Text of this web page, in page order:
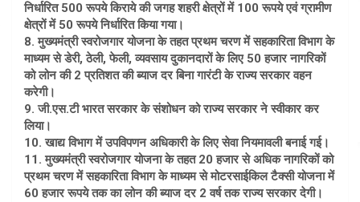
निर्धारित 500 रूपये किराये की जगह शहरी क्षेत्रों में 100 रूपये एवं ग्रामीण
क्षेत्रों में 50 रूपये निर्धारित किया गया।
8. मुख्यमंत्री स्वरोजगार योजना के तहत प्रथम चरण में सहकारिता विभाग के
माध्यम से डेरी, ठेली, फेली, व्यवसाय दुकानदारों के लिए 50 हजार नागरिकों
को लोन की 2 प्रतिशत की ब्याज दर बिना गारंटी के राज्य सरकार वहन
करेगी।
9. जी.एस.टी भारत सरकार के संशोधन को राज्य सरकार ने स्वीकार कर
लिया।
10. खाद्य विभाग में उपविपणन अधिकारी के लिए सेवा नियमावली बनाई गई।
11. मुख्यमंत्री स्वरोजगार योजना के तहत 20 हजार से अधिक नागरिकों को
प्रथम चरण में सहकारिता विभाग के माध्यम से मोटरसाईकिल टैक्सी योजना में
60 हजार रूपये तक का लोन की ब्याज दर 2 वर्ष तक राज्य सरकार देगी।